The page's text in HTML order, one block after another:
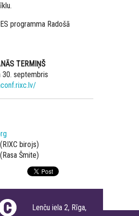
programma Radošā
TERMIŅŠ
30. septembris
birojs)
Šmite)
Lenču iela 2, Rīga,